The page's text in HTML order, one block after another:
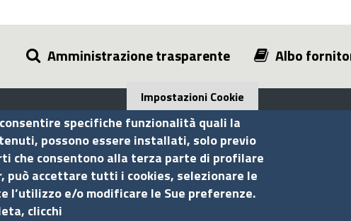
Amministrazione trasparente Albo
Seguici su
Impostazioni Cookie
specifiche funzionalità quali la
possono essere installati, solo previo
che consentono alla terza parte di profilare
può accettare tutti i cookies, selezionare le
l’utilizzo e/o modificare le Sue preferenze.
clicchi